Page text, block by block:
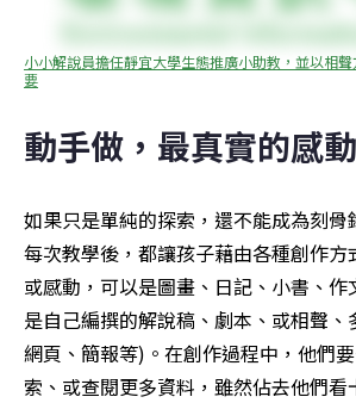
小小解說員擔任靜宜大學生態推廣小助教，並以相
要
動手做，最真實的感動
如果只是單純的探索，還不能成為刻骨
每次教學後，都讓孩子藉由各種創作方
或感動，可以是圖畫、日記、小書、作
是自己編撰的解說稿、劇本、或相聲、
網頁、簡報等)。在創作過程中，他們
索、或查閱更多資料，雖然佔去他們看